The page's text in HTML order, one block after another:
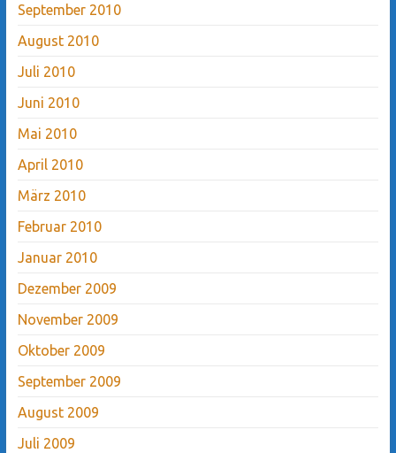
September 2010
August 2010
Juli 2010
Juni 2010
Mai 2010
April 2010
März 2010
Februar 2010
Januar 2010
Dezember 2009
November 2009
Oktober 2009
September 2009
August 2009
Juli 2009